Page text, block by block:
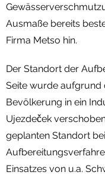
Ausmaße bereits
Firma Metso hin.
Der Standort der
Seite wurde aufgrund
Bevölkerung in ein
Ujezdeček
geplanten Standort
Einsatzes von u.a.